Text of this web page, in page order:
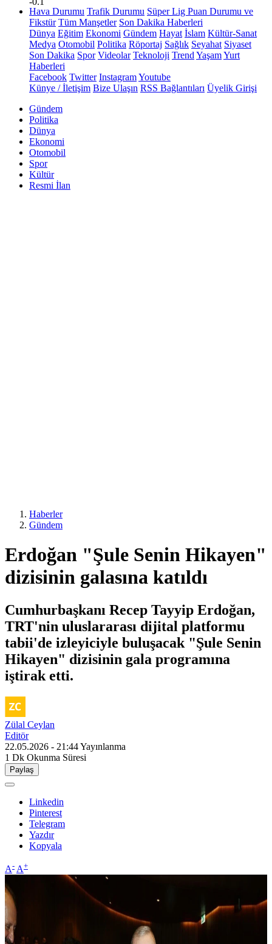
Hava Durumu Trafik Durumu Süper Lig Puan Durumu ve
Fikstür Tüm Manşetler Son Dakika Haberleri
Dünya Eğitim Ekonomi Gündem Hayat İslam Kültür-Sanat
Medya Otomobil Politika Röportaj Sağlık Seyahat Siyaset
Son Dakika Spor Videolar Teknoloji Trend YaşamYurt
Haberleri
Facebook Twitter InstagramYoutube
Künye / İletişim Bize Ulaşın RSS Bağlantıları Üyelik Girişi
Gündem
Politika
Dünya
Ekonomi
Otomobil
Spor
Kültür
Resmi İlan
Haberler
Gündem
Erdoğan "Şule Senin Hikayen"
dizisinin galasına katıldı
Cumhurbaşkanı Recep Tayyip Erdoğan,
TRT'nin uluslararası dijital platformu
tabii'de izleyiciyle buluşacak "Şule Senin
Hikayen" dizisinin gala programına
iştirak etti.
Zülal Ceylan
Editör
22.05.2026 - 21:44Yayınlanma
1 Dk Okunma Süresi
Paylaş
Linkedin
Pinterest
Telegram
Yazdır
Kopyala
A- A+